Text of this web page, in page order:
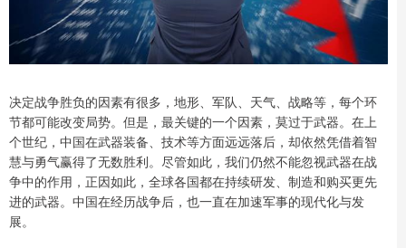
决定战争胜负的因素有很多，地形、军队、天气、战略等，每个环
节都可能改变局势。但是，最关键的一个因素，莫过于武器。在上
个世纪，中国在武器装备、技术等方面远远落后，却依然凭借着智
慧与勇气赢得了无数胜利。尽管如此，我们仍然不能忽视武器在战
争中的作用，正因如此，全球各国都在持续研发、制造和购买更先
进的武器。中国在经历战争后，也一直在加速军事的现代化与发
展。